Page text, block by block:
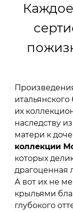
их
наследству
матери к
коллекции
которых
драгоценная
А вот их не
крыльями
глубокого